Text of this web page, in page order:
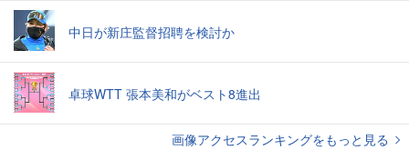
中日が新庄監督招聘を検討か
卓球WTT 張本美和がベスト8進出
画像アクセスランキングをもっと見る